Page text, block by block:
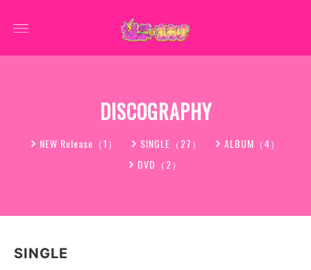
DISCOGRAPHY
NEW Release（1） SINGLE（27）
ALBUM（4）
DVD（2）
SINGLE